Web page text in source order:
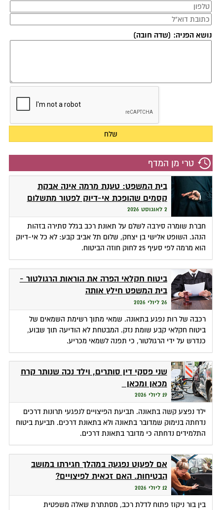
נושא הפניה: (שדה חובה)
טרי מן המדף
בית המשפט: טענת מרמה אינה אבקת
קסמים שהופכת אי-דיוק לפטור מתשלום
2 לאוגוסט 2026
חברת שומרה סירבה לשלם על תאונת רכב בגלל סתירה בזהות
הנהג. השופט אלישי בן יצחק, שלום תל אביב קבע: לא כל אי-דיוק
הוא מרמה לפי סעיף 25 לחוק חוזה הביטוח.
ביטוח חקלאי הפרה את הוראות הרגולטור -
בית המשפט חילץ אותה
26 ליולי 2026
רכבה של רות נפגע בתאונה. שמאי מתוך רשימת השמאים של
ביטוח חקלאי קבע שומת נזק. המבטחת לא הודיעה תוך שבוע,
כנדרש על ידי הרגולטור, כי תפנה לשמאי מכריע.
שני פסקי דין סותרים, וילד נכה שנותר קרח
מכאן ומכאן
19 ליולי 2026
ילד נפצע קשה בתאונה. תביעת הפיצויים לנפגעי תרונות דרכים
נדחתה בנימוק שמדובר בתאונה ולא בתאונת דרכים. תביעת ביטוח
התלמידים נדחתה כי מדובר בתאונת דרכים.
אם לפעוט נפגעה במהלך חגירתו במושב
הבטיחות. האם זכאית לפיצויים?
12 ליולי 2026
בין בור ניקוז פתוח לדלת רכב, מסתתרת שאלה משפטית